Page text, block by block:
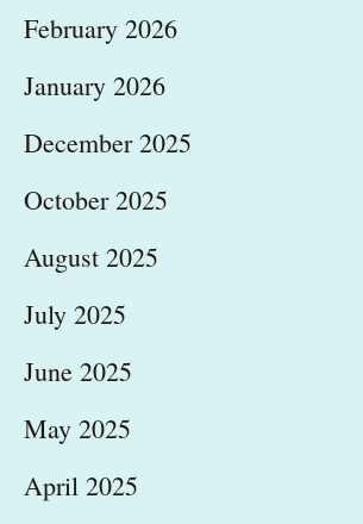
February 2026
January 2026
December 2025
October 2025
August 2025
July 2025
June 2025
May 2025
April 2025